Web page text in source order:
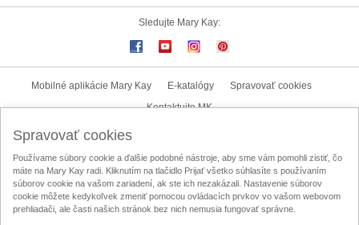
Sledujte Mary Kay:
Mobilné aplikácie Mary Kay E-katalógy
Spravovať cookies
Kontaktujte MK
Mary Kay InTouch
Lokalizátor nezávislých kozmetických poradkýň
Oznamovací kanál
Licenčná zmluva na obsah vytvorený užívateľom
Spravovať cookies
Používame súbory cookie a ďalšie podobné nástroje, aby sme vám pomohli zistiť, čo
máte na Mary Kay radi. Kliknutím na tlačidlo Prijať všetko súhlasíte s používaním
súborov cookie na vašom zariadení, ak ste ich nezakázali. Nastavenie súborov
cookie môžete kedykoľvek zmeniť pomocou ovládacích prvkov vo vašom webovom
prehliadači, ale časti našich stránok bez nich nemusia fungovať správne.